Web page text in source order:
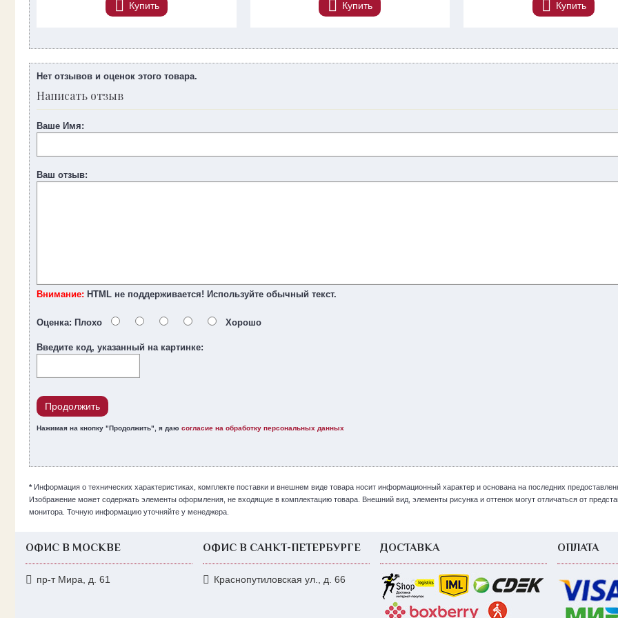
Купить Купить Купить
Нет отзывов и оценок этого товара.
Написать отзыв
Ваше Имя:
Ваш отзыв:
Внимание: HTML не поддерживается! Используйте обычный текст.
Оценка: Плохо Хорошо
Введите код, указанный на картинке:
Продолжить
Нажимая на кнопку "Продолжить", я даю согласие на обработку персональных данных
* Информация о технических характеристиках, комплекте поставки и внешнем виде товара носит информационный характер и основана на последних
Изображение может содержать элементы оформления, не входящие в комплектацию товара. Внешний вид, элементы рисунка и оттенок могут отличаться от
монитора. Точную информацию уточняйте у менеджера.
ОФИС В МОСКВЕ
пр-т Мира, д. 61
ОФИС В САНКТ-ПЕТЕРБУРГЕ
Краснопутиловская ул., д. 66
ДОСТАВКА ОПЛАТА